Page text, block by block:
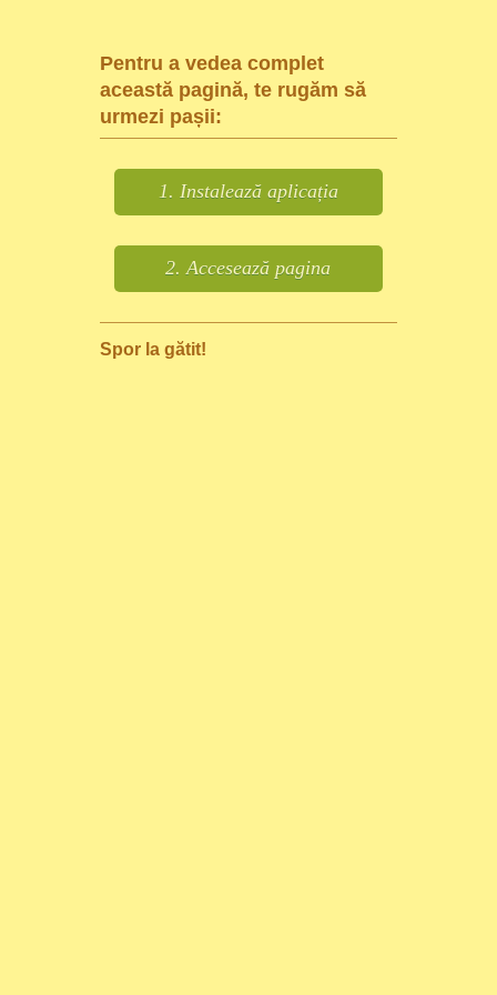
Pentru a vedea complet
această pagină, te rugăm să
urmezi pașii:
1. Instalează aplicația
2. Accesează pagina
Spor la gătit!